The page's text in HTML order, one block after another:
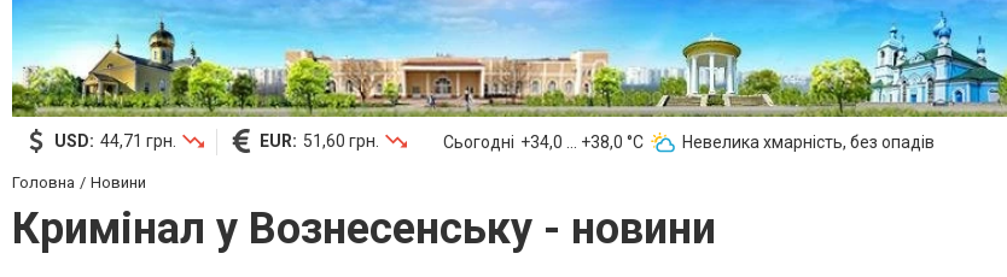
USD: 44,71 грн. EUR: 51,60 грн. Сьогодні +34,0 ... +38,0 °С Невелика хмарність, без опадів
Головна Новини
Кримінал у Вознесенську - новини